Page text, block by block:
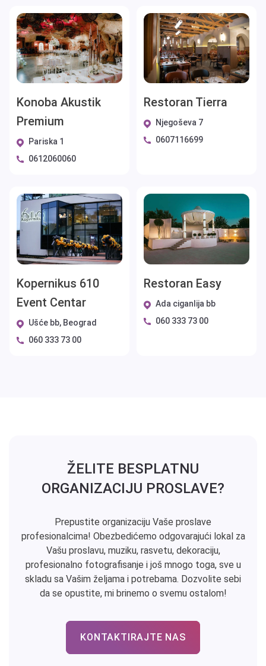
Konoba Akustik
Premium
Pariska 1
0612060060
Restoran Tierra
Njegoševa 7
0607116699
Kopernikus 610
Event Centar
Ušće bb, Beograd
060 333 73 00
Restoran Easy
Ada ciganlija bb
060 333 73 00
ŽELITE BESPLATNU
ORGANIZACIJU PROSLAVE?
Prepustite organizaciju Vaše proslave
profesionalcima! Obezbedićemo odgovarajući lokal za
Vašu proslavu, muziku, rasvetu, dekoraciju,
profesionalno fotografisanje i još mnogo toga, sve u
skladu sa Vašim željama i potrebama. Dozvolite sebi
da se opustite, mi brinemo o svemu ostalom!
KONTAKTIRAJTE NAS